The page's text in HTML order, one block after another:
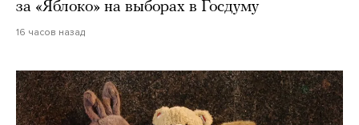
за «Яблоко» на выборах в Госдуму
16 часов назад